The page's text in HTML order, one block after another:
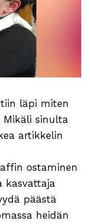
läpi miten
Mikäli sinulta
artikkelin
ostaminen
kasvattaja
päästä
heidän